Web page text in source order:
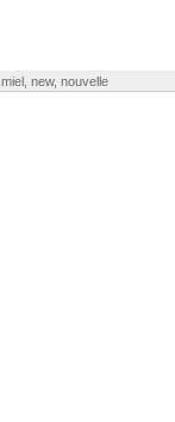
miel, new, nouvelle